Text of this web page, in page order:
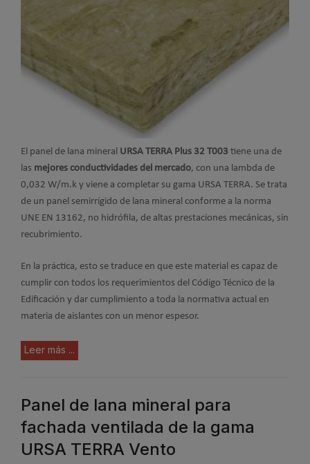
El panel de lana mineral URSA TERRA Plus 32 T003 tiene una de
las mejores conductividades del mercado, con una lambda de
0,032 W/m.k y viene a completar su gama URSA TERRA. Se trata
de un panel semirrígido de lana mineral conforme a la norma
UNE EN 13162, no hidrófila, de altas prestaciones mecánicas, sin
recubrimiento.
En la práctica, esto se traduce en que este material es capaz de
cumplir con todos los requerimientos del Código Técnico de la
Edificación y dar cumplimiento a toda la normativa actual en
materia de aislantes con un menor espesor.
Leer más ...
Panel de lana mineral para
fachada ventilada de la gama
URSA TERRA Vento